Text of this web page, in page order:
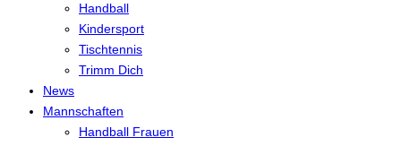
Handball
Kindersport
Tischtennis
Trimm Dich
News
Mannschaften
Handball Frauen